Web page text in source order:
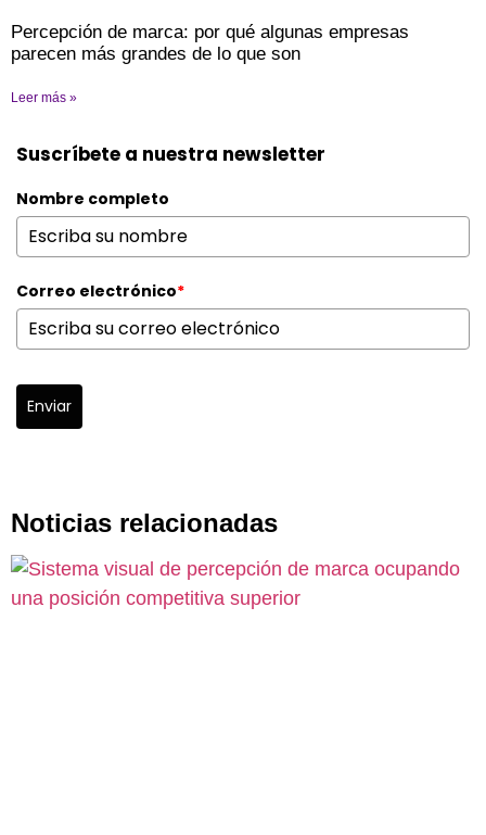
Percepción de marca: por qué algunas empresas
parecen más grandes de lo que son
Leer más »
Suscríbete a nuestra newsletter
Nombre completo
Correo electrónico*
Enviar
Noticias relacionadas